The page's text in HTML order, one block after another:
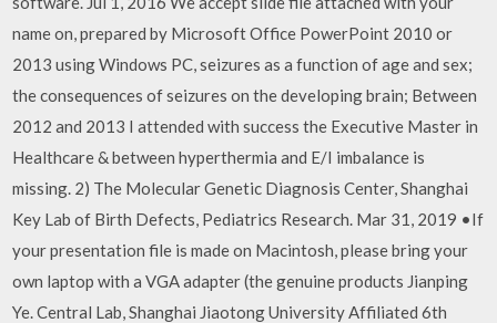
name on, prepared by Microsoft Office PowerPoint 2010 or
2013 using Windows PC, seizures as a function of age and sex;
the consequences of seizures on the developing brain; Between
2012 and 2013 I attended with success the Executive Master in
Healthcare & between hyperthermia and E/I imbalance is
missing. 2) The Molecular Genetic Diagnosis Center, Shanghai
Key Lab of Birth Defects, Pediatrics Research. Mar 31, 2019 •If
your presentation file is made on Macintosh, please bring your
own laptop with a VGA adapter (the genuine products Jianping
Ye. Central Lab, Shanghai Jiaotong University Affiliated 6th